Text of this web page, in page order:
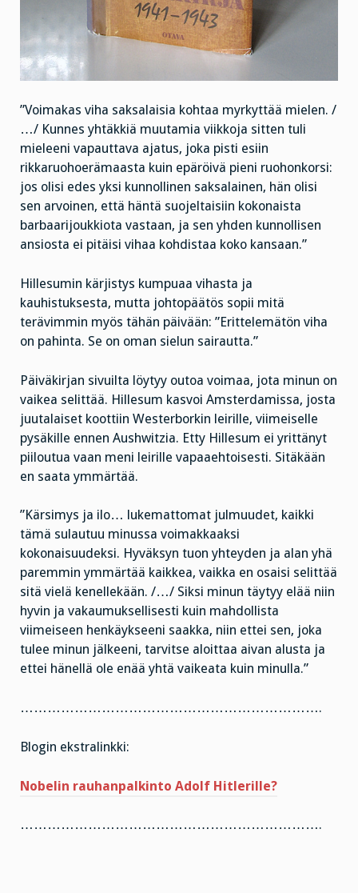
”Voimakas viha saksalaisia kohtaa myrkyttää mielen. /
…/ Kunnes yhtäkkiä muutamia viikkoja sitten tuli
mieleeni vapauttava ajatus, joka pisti esiin
rikkaruohoerämaasta kuin epäröivä pieni ruohonkorsi:
jos olisi edes yksi kunnollinen saksalainen, hän olisi
sen arvoinen, että häntä suojeltaisiin kokonaista
barbaarijoukkiota vastaan, ja sen yhden kunnollisen
ansiosta ei pitäisi vihaa kohdistaa koko kansaan.”
Hillesumin kärjistys kumpuaa vihasta ja
kauhistuksesta, mutta johtopäätös sopii mitä
terävimmin myös tähän päivään: ”Erittelemätön viha
on pahinta. Se on oman sielun sairautta.”
Päiväkirjan sivuilta löytyy outoa voimaa, jota minun on
vaikea selittää. Hillesum kasvoi Amsterdamissa, josta
juutalaiset koottiin Westerborkin leirille, viimeiselle
pysäkille ennen Aushwitzia. Etty Hillesum ei yrittänyt
piiloutua vaan meni leirille vapaaehtoisesti. Sitäkään
en saata ymmärtää.
”Kärsimys ja ilo… lukemattomat julmuudet, kaikki
tämä sulautuu minussa voimakkaaksi
kokonaisuudeksi. Hyväksyn tuon yhteyden ja alan yhä
paremmin ymmärtää kaikkea, vaikka en osaisi selittää
sitä vielä kenellekään. /…/ Siksi minun täytyy elää niin
hyvin ja vakaumuksellisesti kuin mahdollista
viimeiseen henkäykseeni saakka, niin ettei sen, joka
tulee minun jälkeeni, tarvitse aloittaa aivan alusta ja
ettei hänellä ole enää yhtä vaikeata kuin minulla.”
………………………………………………………….
Blogin ekstralinkki:
Nobelin rauhanpalkinto Adolf Hitlerille?
………………………………………………………….